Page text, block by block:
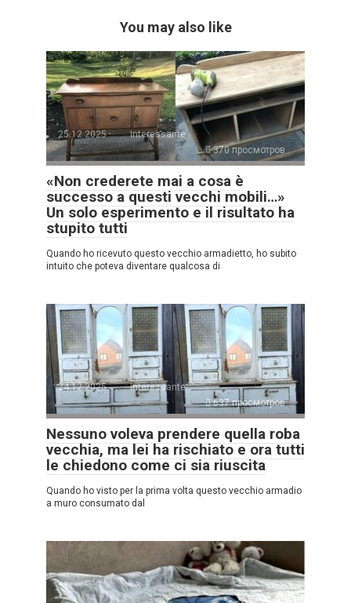
You may also like
25.12.2025
Interessante
370 просмотров
«Non crederete mai a cosa è
successo a questi vecchi mobili…»
Un solo esperimento e il risultato ha
stupito tutti
Quando ho ricevuto questo vecchio armadietto, ho subito
intuito che poteva diventare qualcosa di
24.12.2025
Interessante
637 просмотров
Nessuno voleva prendere quella roba
vecchia, ma lei ha rischiato e ora tutti
le chiedono come ci sia riuscita
Quando ho visto per la prima volta questo vecchio armadio
a muro consumato dal